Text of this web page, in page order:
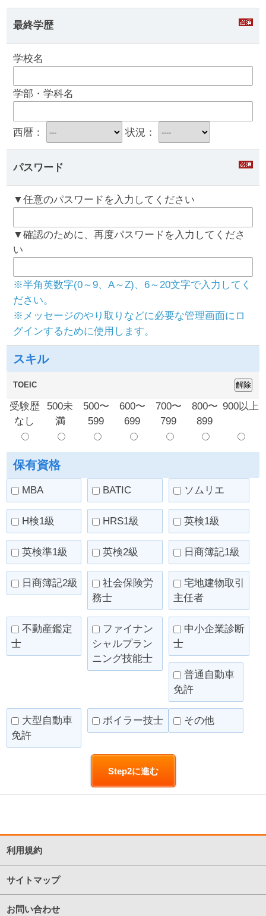
最終学歴
学校名
学部・学科名
西暦： 状況：
パスワード
▼任意のパスワードを入力してください
▼確認のために、再度パスワードを入力してくださ
い
※半角英数字(0～9、A～Z)、6～20文字で入力してく
ださい。
※メッセージのやり取りなどに必要な管理画面にロ
グインするために使用します。
スキル
受験歴
なし
500未
満
500〜
599
600〜
699
700〜
799
800〜
899
900以上
TOEIC
保有資格
MBA BATIC ソムリエ
H検1級 HRS1級 英検1級
英検準1級 英検2級 日商簿記1級
日商簿記2級
社会保険労
務士
宅地建物取引
主任者
不動産鑑定
士
ファイナン
シャルプラン
ニング技能士
中小企業診断
士
普通自動車
免許
大型自動車
免許
ボイラー技士 その他
利用規約
サイトマップ
お問い合わせ